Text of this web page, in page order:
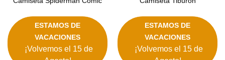
ESTAMOS DE
VACACIONES
¡Volvemos el 15 de
ESTAMOS DE
VACACIONES
¡Volvemos el 15 de